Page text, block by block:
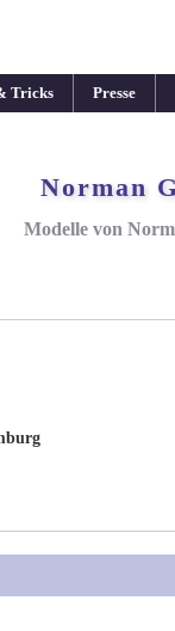
Tricks Presse
Norman
Modelle von